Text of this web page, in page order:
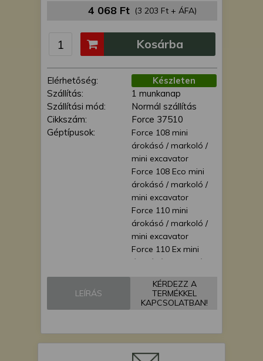
4 068 Ft (3 203 Ft + ÁFA)
Elérhetőség:
Készleten
Szállítás:
1 munkanap
Szállítási mód:
Normál szállítás
Cikkszám:
Force 37510
Géptípusok:
Force 108 mini
árokásó / markoló /
mini excavator
Force 108 Eco mini
árokásó / markoló /
mini excavator
Force 110 mini
árokásó / markoló /
mini excavator
Force 110 Ex mini
árokásó / markoló /
Kosárba
LEÍRÁS
KÉRDEZZ A
TERMÉKKEL
KAPCSOLATBAN!
adatokat és azonosítási információkat
kattintva hozzájárulhat ahhoz, hogy mi
és a partnereink a fent leírtak szerint
adatkezelést végezzünk. Másik
lehetőségként a hozzájárulás
megadása vagy elutasítása előtt
részletesebb információkhoz juthat, és
megváltoztathatja beállításait. Felhívjuk
figyelmét, hogy személyes adatainak
bizonyos kezeléséhez nem feltétlenül
szükséges az Ön hozzájárulása, de
jogában áll tiltakozni az ilyen jellegű
adatkezelés ellen. A beállításai csak erre
a weboldalra érvényesek. Erre a
webhelyre visszatérve vagy az
adatvédelmi szabályzatunk segítségével
bármikor megváltoztathatja a